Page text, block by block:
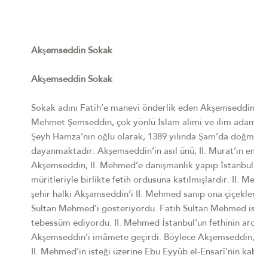
Akşemseddin Sokak
Akşemseddin Sokak
Sokak adını Fatih’e manevi önderlik eden
Mehmet Şemseddin, çok yönlü İslam alimi ve ilim
Şeyh Hamza’nın oğlu olarak, 1389 yılında Şam‘da
dayanmaktadır. Akşemseddin’in asıl ünü, II. Murat’ın
Akşemseddin, II. Mehmed’e danışmanlık yapıp
müritleriyle birlikte fetih ordusuna katılmışlardır. II.
şehir halkı Akşamseddin’i II. Mehmed sanıp ona
Sultan Mehmed’i gösteriyordu. Fatih Sultan Mehmed
tebessüm ediyordu. II. Mehmed İstanbul’un fethinin
Akşemseddin’i imâmete geçirdi. Böylece
II. Mehmed’in isteği üzerine Ebu Eyyûb el-Ensarî’nin